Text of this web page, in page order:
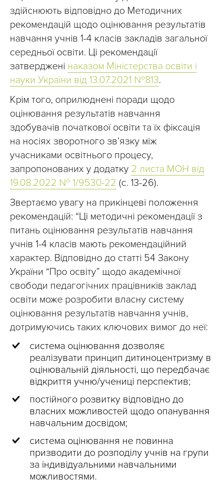
здійснюють відповідно до Методичних
рекомендацій щодо оцінювання результатів
навчання учнів 1-4 класів закладів загальної
середньої освіти. Ці рекомендації
затверджені наказом Міністерства освіти і
науки України від 13.07.2021 №813.
Крім того, оприлюднені поради щодо
оцінювання результатів навчання
здобувачів початкової освіти та їх фіксація
на носіях зворотного зв’язку між
учасниками освітнього процесу,
запропонованих у додатку 2 листа МОН від
19.08.2022 № 1/9530-22 (с. 13-26).
Звертаємо увагу на прикінцеві положення
рекомендацій: “Ці методичні рекомендації з
питань оцінювання результатів навчання
учнів 1-4 класів мають рекомендаційний
характер. Відповідно до статті 54 Закону
України “Про освіту” щодо академічної
свободи педагогічних працівників заклад
освіти може розробити власну систему
оцінювання результатів навчання учнів,
дотримуючись таких ключових вимог до неї:
система оцінювання дозволяє
реалізувати принцип дитиноцентризму в
оцінювальній діяльності, що передбачає
відкриття учню/учениці перспектив;
постійного розвитку відповідно до
власних можливостей щодо опанування
навчальним досвідом;
система оцінювання не повинна
призводити до розподілу учнів на групи
за індивідуальними навчальними
можливостями.